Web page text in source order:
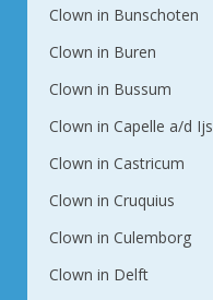
Clown in Bunschoten
Clown in Buren
Clown in Bussum
Clown in Capelle a/d
Clown in Castricum
Clown in Cruquius
Clown in Culemborg
Clown in Delft